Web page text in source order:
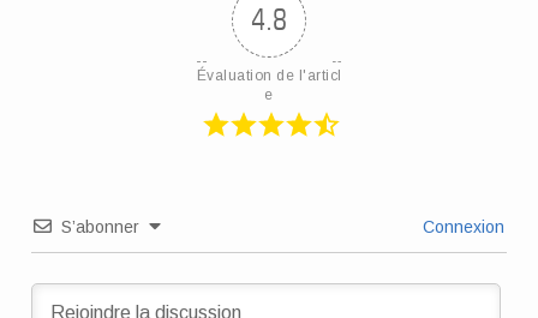
4.8
Évaluation de l'articl
e
S’abonner Connexion